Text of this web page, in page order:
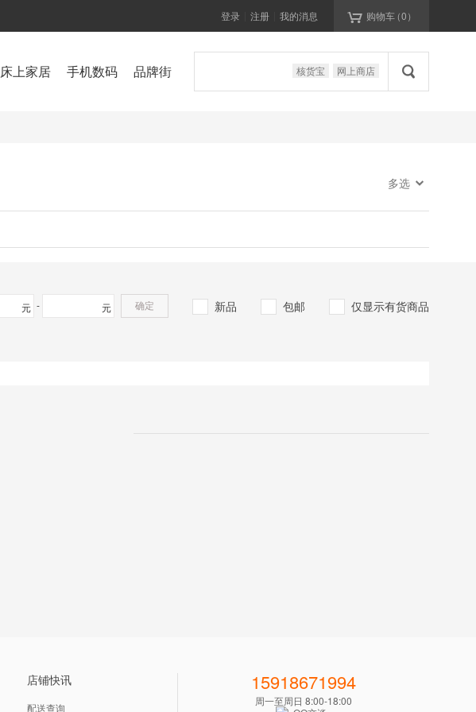
 购物车（0）
我的消息
注册
登录
床上家居 手机数码 品牌街 核货宝 网上商店 
多选 
新品 包邮 仅显示有货商品
元 元
- 确定
店铺快讯
配送查询
15918671994
周一至周日 8:00-18:00